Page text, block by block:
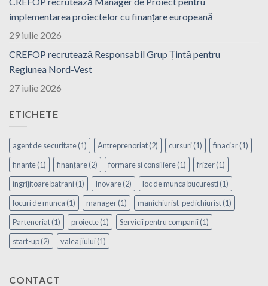
implementarea proiectelor cu finanțare europeană
29 iulie 2026
CREFOP recrutează Responsabil Grup Țintă pentru
Regiunea Nord-Vest
27 iulie 2026
ETICHETE
agent de securitate(1) Antreprenoriat(2) cursuri(1) finaciar(1)
finante(1) finanțare(2) formare si consiliere(1) frizer(1)
ingrijitoare batrani(1) Inovare(2) loc de munca bucuresti(1)
locuri de munca (1) manager(1) manichiurist-pedichiurist(1)
Parteneriat(1) proiecte(1) Servicii pentru companii(1)
start-up(2) valea jiului(1)
CONTACT